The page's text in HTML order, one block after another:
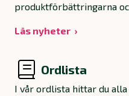
produktförbättringarna
Läs nyheter
Ordlista
I vår ordlista hittar du